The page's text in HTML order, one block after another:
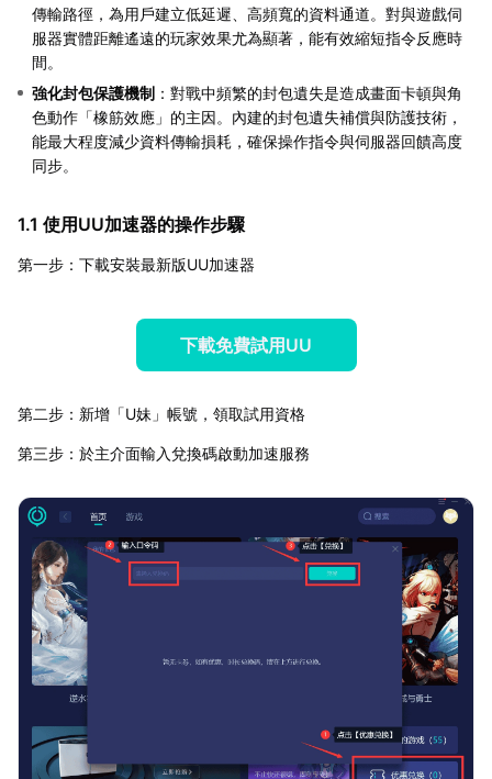
傳輸路徑，為用戶建立低延遲、高頻寬的資料通道。對與遊戲伺
服器實體距離遙遠的玩家效果尤為顯著，能有效縮短指令反應時
間。
強化封包保護機制 ：對戰中頻繁的封包遺失是造成畫面卡頓與角
色動作「橡筋效應」的主因。內建的封包遺失補償與防護技術，
能最大程度減少資料傳輸損耗，確保操作指令與伺服器回饋高度
同步。
1.1 使用UU加速器的操作步驟
第一步：下載安裝最新版UU加速器
下載免費試用UU
第二步：新增「U妹」帳號，領取試用資格
第三步：於主介面輸入兌換碼啟動加速服務